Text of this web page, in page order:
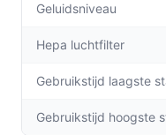
gezonder huis.
Het stofreservoir
doen met 50%
Voor welke
Geluidsniveau
Hepa luchtfilter
Gebruikstijd laagste
Gebruikstijd hoogste